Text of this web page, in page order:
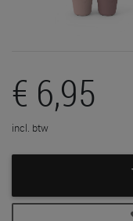
€ 6,95
incl. btw